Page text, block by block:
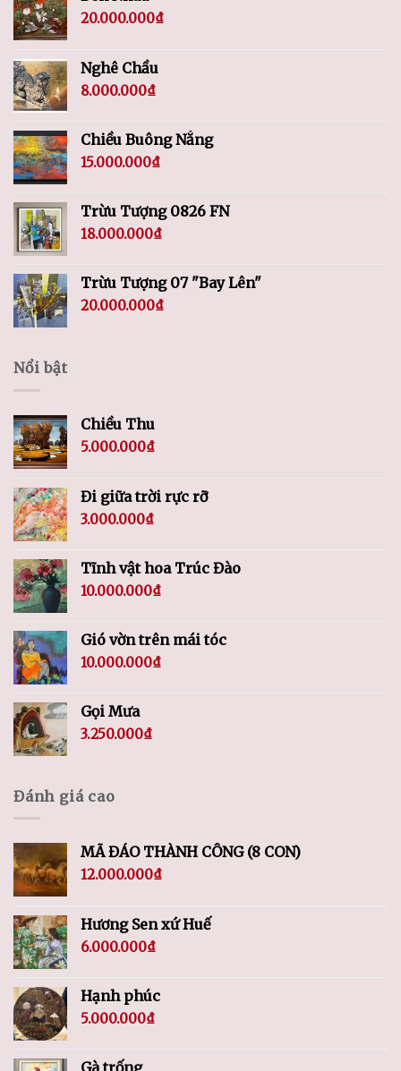
20.000.000₫
Nghê Chầu
8.000.000₫
Chiều Buông Nắng
15.000.000₫
Trừu Tượng 0826 FN
18.000.000₫
Trừu Tượng 07 "Bay Lên"
20.000.000₫
Nổi bật
Chiều Thu
5.000.000₫
Đi giữa trời rực rỡ
3.000.000₫
Tĩnh vật hoa Trúc Đào
10.000.000₫
Gió vờn trên mái tóc
10.000.000₫
Gọi Mưa
3.250.000₫
Đánh giá cao
MÃ ĐÁO THÀNH CÔNG (8 CON)
12.000.000₫
Hương Sen xứ Huế
6.000.000₫
Hạnh phúc
5.000.000₫